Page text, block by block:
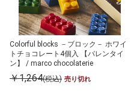
Colorful blocks －ブロック－ ホワイ
トチョコレート4個入 【バレンタイ
ン】 / marco chocolaterie
￥1,264(税込) 売り切れ